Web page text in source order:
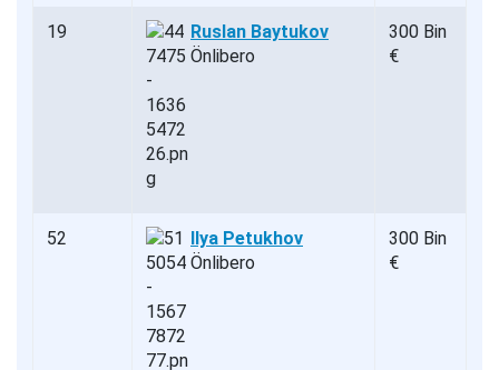
19
Ruslan Baytukov
Önlibero
300 Bin
€
52
Ilya Petukhov
Önlibero
300 Bin
€